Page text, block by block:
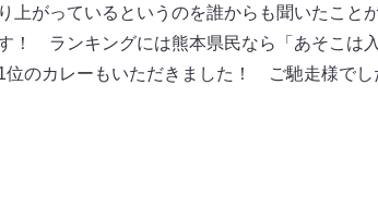
上がっているというのを誰からも聞いたこと
！ ランキングには熊本県民なら「あそこは
のカレーもいただきました！ ご馳走様でし